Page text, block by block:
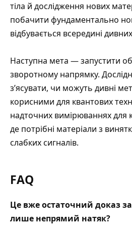
тіла й дослідження нових
побачити фундаментально
відбувається всередині
Наступна мета — запустити
зворотному напрямку.
з’ясувати, чи можуть дивні
корисними для квантових
надточних вимірюваннях для
де потрібні матеріали з
слабких сигналів.
FAQ
Це вже остаточний доказ
лише непрямий натяк?